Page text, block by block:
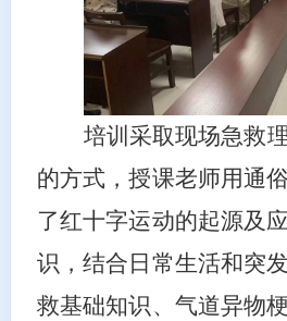
培训采取现场急救
的方式，授课老师用通
了红十字运动的起源及
识，结合日常生活和突
救基础知识、气道异物